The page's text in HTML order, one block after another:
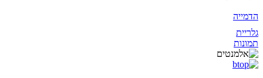
הדמייה
גלריית
תמונות